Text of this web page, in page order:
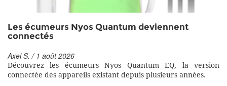
Les écumeurs Nyos Quantum deviennent
connectés
Axel S. / 1 août 2026
Découvrez les écumeurs Nyos Quantum EQ, la version
connectée des appareils existant depuis plusieurs années.